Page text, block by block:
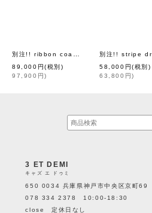
[leur logette
]
89,000 円(税別)
97,900 円)
58,000 円(税別)
63,800 円)
3 ET DEMI
キャズ エ ドゥミ
650 0034 兵庫県神戸市中央区京町69
078 334 2378 10:00-18:30
close 定休日なし